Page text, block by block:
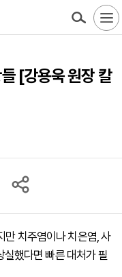
[강용욱 원장 칼
만 치주염이나 치은염, 사
실했다면 빠른 대처가 필